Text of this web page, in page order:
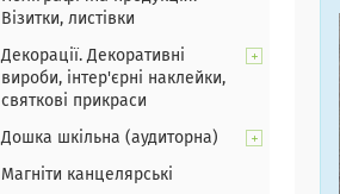
Візитки, листівки
Декорації. Декоративні
вироби, інтер'єрні наклейки,
святкові прикраси
Дошка шкільна (аудиторна)
Магніти канцелярські